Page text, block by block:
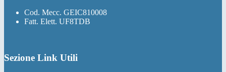
Cod. Mecc. GEIC810008
Fatt. Elett. UF8TDB
Sezione Link Utili